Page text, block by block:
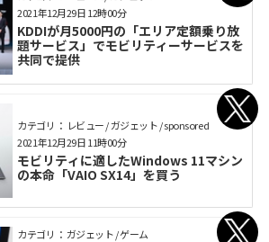
KDDIが月5000円の「エリア定額乗り放
題サービス」でモビリティーサービスを
共同で提供
2021年12月29日 12時00分
カテゴリ： レビュー / ガジェット / sponsored
モビリティに適したWindows 11マシン
の本命「VAIO SX14」を買う
2021年12月29日 11時00分
カテゴリ： ガジェット / ゲーム